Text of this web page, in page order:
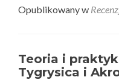
Opublikowany w
Teoria i
Tygrysica i